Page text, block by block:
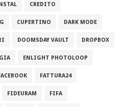
CREDITO
CUPERTINO DARK MODE
DOOMSDAY VAULT DROPBOX
ENLIGHT PHOTOLOOP
FATTURA24
FIDEURAM FIFA